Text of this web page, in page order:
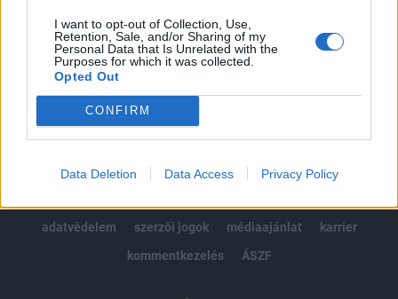
I want to opt-out of Collection, Use,
Retention, Sale, and/or Sharing of my
Personal Data that Is Unrelated with the
Purposes for which it was collected.
Opted Out
CONFIRM
Data Deletion Data Access Privacy Policy
MÁR ELŐFIZETŐNK VAGY?BEJELENTKEZÉS
© 2026 Portfolio
adatvédelem
szerzői jogok médiaajánlat
karrier
kommentkezelés
ÁSZF